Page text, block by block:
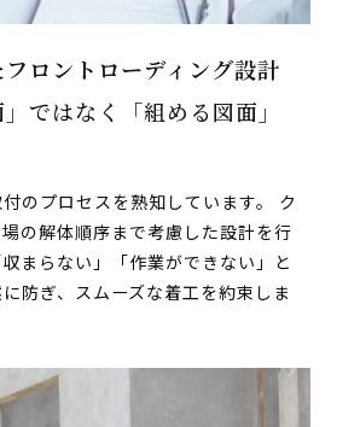
ロントローディング設計
ではなく「組める図面」
のプロセスを熟知しています。 ク
の解体順序まで考慮した設計を行
まらない」「作業ができない」と
防ぎ、スムーズな着工を約束しま